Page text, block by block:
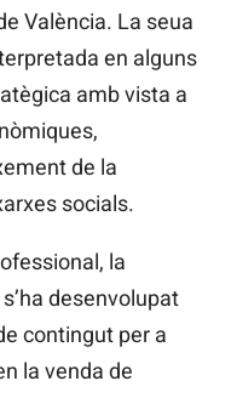
València. La seua
en alguns
amb vista a
de la
socials.
la
desenvolupat
contingut per a
la venda de